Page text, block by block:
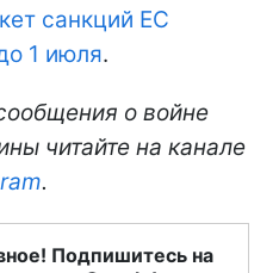
санкций ЕС
1 июля.
о войне
читайте на канале
.
Подпишитесь на